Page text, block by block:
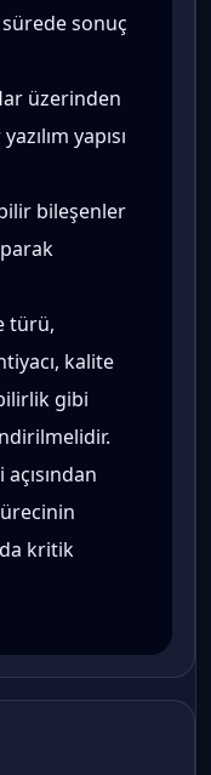
sürede sonuç
üzerinden
yapısı
bileşenler
türü,
kalite
gibi
kritik